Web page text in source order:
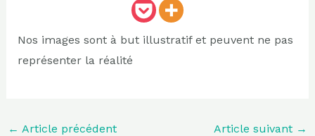
Nos images sont à but illustratif et peuvent ne pas
représenter la réalité
← Article précédent Article suivant →